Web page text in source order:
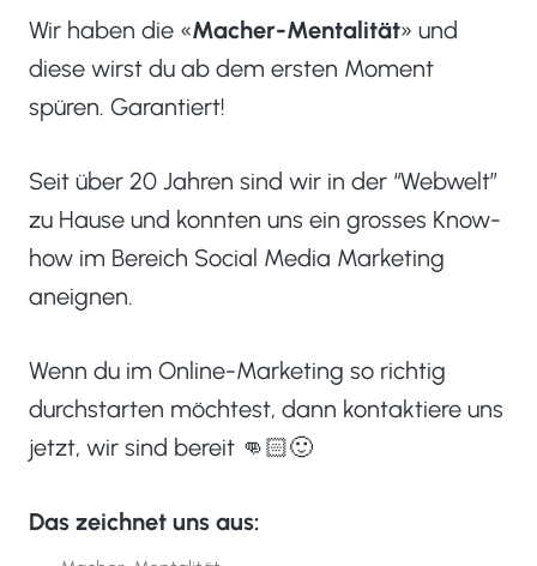
Wir haben die «Macher-Mentalität» und
diese wirst du ab dem ersten Moment
spüren. Garantiert!
Seit über 20 Jahren sind wir in der “Webwelt”
zu Hause und konnten uns ein grosses Know-
how im Bereich Social Media Marketing
aneignen.
Wenn du im Online-Marketing so richtig
durchstarten möchtest, dann kontaktiere uns
jetzt, wir sind bereit 👊🏻🙂
Das zeichnet uns aus: